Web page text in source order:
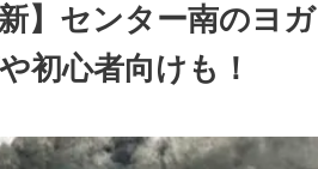
新】センター南のヨ
初心者向けも！